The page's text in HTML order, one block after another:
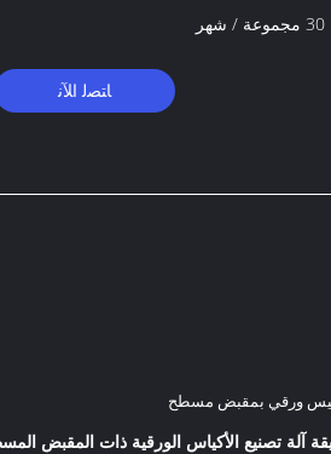
30 مجموعة / شهر
ﺎﺘﺼﻟ ﺍﻶﻧ
ورقي بمقبض مسطح